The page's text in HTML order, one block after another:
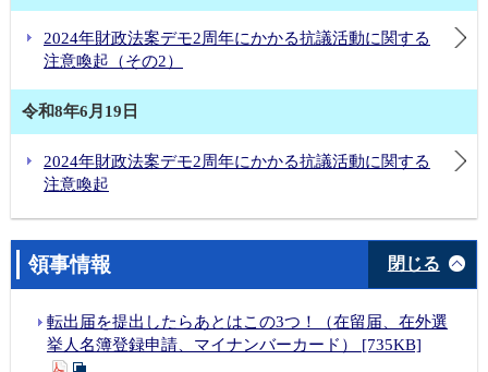
2024年財政法案デモ2周年にかかる抗議活動に関する
注意喚起（その2）
令和8年6月19日
2024年財政法案デモ2周年にかかる抗議活動に関する
注意喚起
領事情報 閉じる
転出届を提出したらあとはこの3つ！（在留届、在外選
挙人名簿登録申請、マイナンバーカード） [735KB]